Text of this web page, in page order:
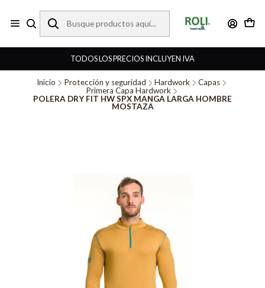
TODOS LOS PRECIOS INCLUYEN IVA
Inicio Protección y seguridad Hardwork
Capas
Primera Capa Hardwork
POLERA DRY FIT HW SPX MANGA LARGA HOMBRE
MOSTAZA